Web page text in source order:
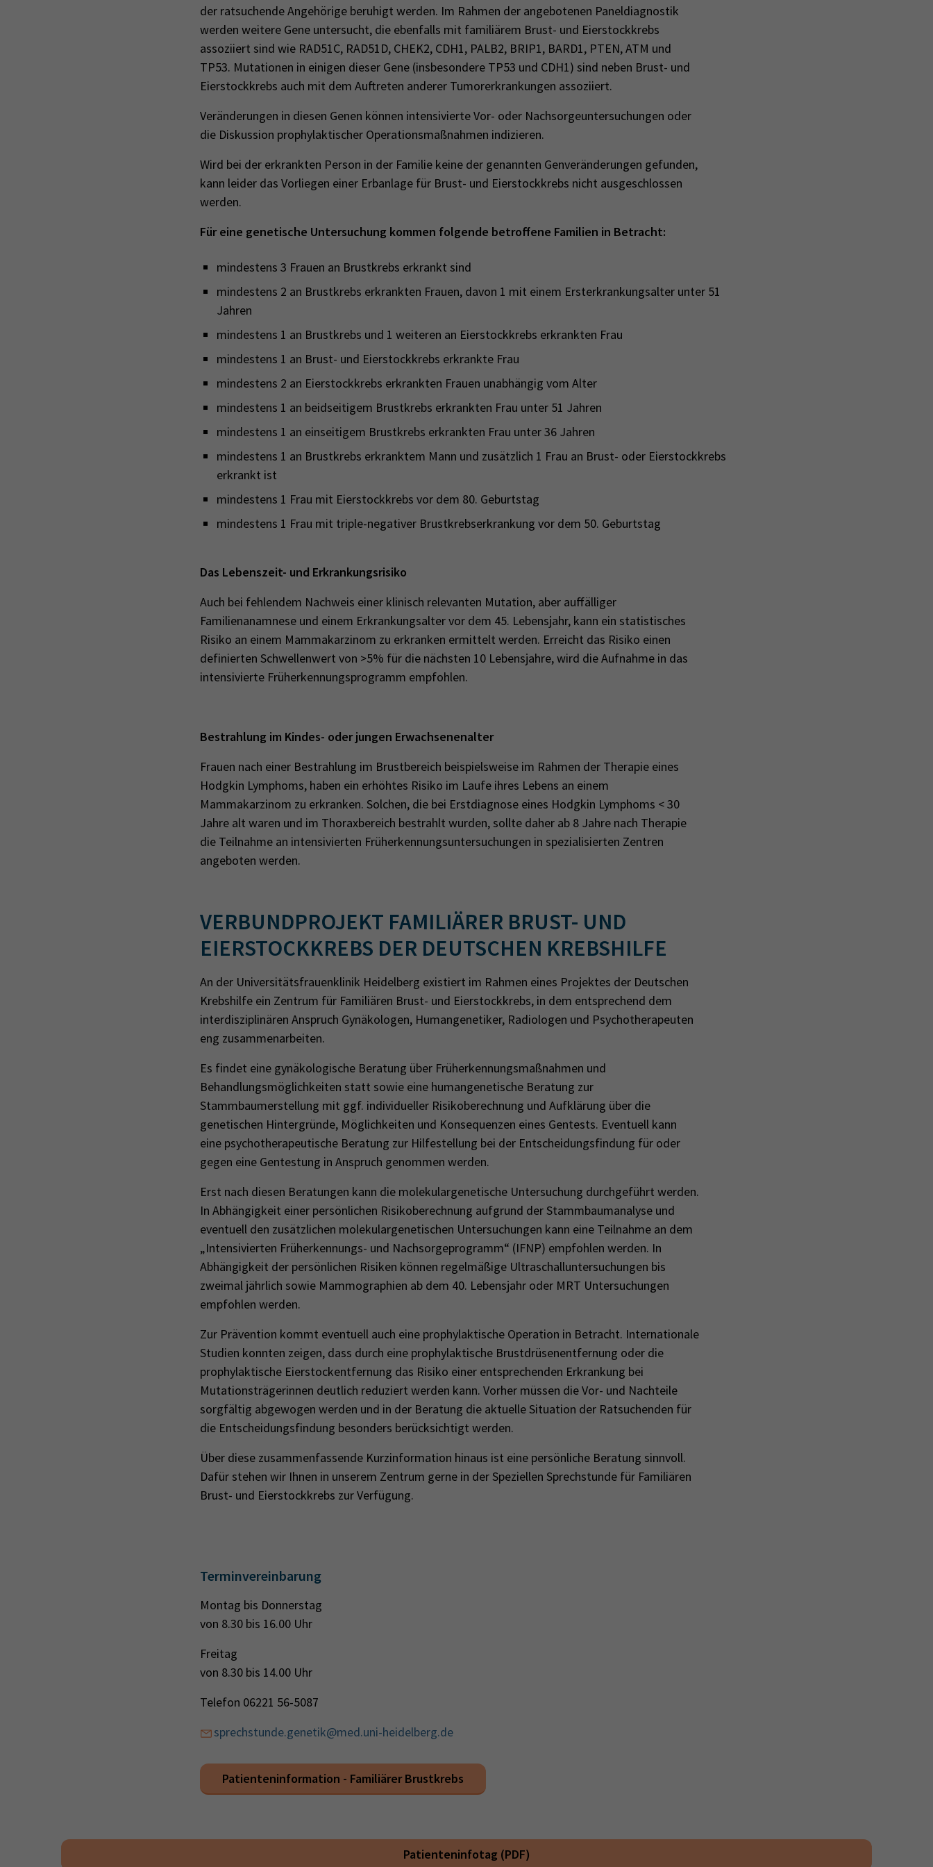
der ratsuchende Angehörige beruhigt werden. Im Rahmen der angebotenen Paneldiagnostik
werden weitere Gene untersucht, die ebenfalls mit familiärem Brust- und Eierstockkrebs
assoziiert sind wie RAD51C, RAD51D, CHEK2, CDH1, PALB2, BRIP1, BARD1, PTEN, ATM und
TP53. Mutationen in einigen dieser Gene (insbesondere TP53 und CDH1) sind neben Brust- und
Eierstockkrebs auch mit dem Auftreten anderer Tumorerkrankungen assoziiert.
Veränderungen in diesen Genen können intensivierte Vor- oder Nachsorgeuntersuchungen oder
die Diskussion prophylaktischer Operationsmaßnahmen indizieren.
Wird bei der erkrankten Person in der Familie keine der genannten Genveränderungen gefunden,
kann leider das Vorliegen einer Erbanlage für Brust- und Eierstockkrebs nicht ausgeschlossen
werden.
Für eine genetische Untersuchung kommen folgende betroffene Familien in Betracht:
mindestens 3 Frauen an Brustkrebs erkrankt sind
mindestens 2 an Brustkrebs erkrankten Frauen, davon 1 mit einem Ersterkrankungsalter unter 51
Jahren
mindestens 1 an Brustkrebs und 1 weiteren an Eierstockkrebs erkrankten Frau
mindestens 1 an Brust- und Eierstockkrebs erkrankte Frau
mindestens 2 an Eierstockkrebs erkrankten Frauen unabhängig vom Alter
mindestens 1 an beidseitigem Brustkrebs erkrankten Frau unter 51 Jahren
mindestens 1 an einseitigem Brustkrebs erkrankten Frau unter 36 Jahren
mindestens 1 an Brustkrebs erkranktem Mann und zusätzlich 1 Frau an Brust- oder Eierstockkrebs
erkrankt ist
mindestens 1 Frau mit Eierstockkrebs vor dem 80. Geburtstag
mindestens 1 Frau mit triple-negativer Brustkrebserkrankung vor dem 50. Geburtstag
Das Lebenszeit- und Erkrankungsrisiko
Auch bei fehlendem Nachweis einer klinisch relevanten Mutation, aber auffälliger
Familienanamnese und einem Erkrankungsalter vor dem 45. Lebensjahr, kann ein statistisches
Risiko an einem Mammakarzinom zu erkranken ermittelt werden. Erreicht das Risiko einen
definierten Schwellenwert von >5% für die nächsten 10 Lebensjahre, wird die Aufnahme in das
intensivierte Früherkennungsprogramm empfohlen.
Bestrahlung im Kindes- oder jungen Erwachsenenalter
Frauen nach einer Bestrahlung im Brustbereich beispielsweise im Rahmen der Therapie eines
Hodgkin Lymphoms, haben ein erhöhtes Risiko im Laufe ihres Lebens an einem
Mammakarzinom zu erkranken. Solchen, die bei Erstdiagnose eines Hodgkin Lymphoms < 30
Jahre alt waren und im Thoraxbereich bestrahlt wurden, sollte daher ab 8 Jahre nach Therapie
die Teilnahme an intensivierten Früherkennungsuntersuchungen in spezialisierten Zentren
angeboten werden.
VERBUNDPROJEKT FAMILIÄRER BRUST- UND
EIERSTOCKKREBS DER DEUTSCHEN KREBSHILFE
An der Universitätsfrauenklinik Heidelberg existiert im Rahmen eines Projektes der Deutschen
Krebshilfe ein Zentrum für Familiären Brust- und Eierstockkrebs, in dem entsprechend dem
interdisziplinären Anspruch Gynäkologen, Humangenetiker, Radiologen und Psychotherapeuten
eng zusammenarbeiten.
Es findet eine gynäkologische Beratung über Früherkennungsmaßnahmen und
Behandlungsmöglichkeiten statt sowie eine humangenetische Beratung zur
Stammbaumerstellung mit ggf. individueller Risikoberechnung und Aufklärung über die
genetischen Hintergründe, Möglichkeiten und Konsequenzen eines Gentests. Eventuell kann
eine psychotherapeutische Beratung zur Hilfestellung bei der Entscheidungsfindung für oder
gegen eine Gentestung in Anspruch genommen werden.
Erst nach diesen Beratungen kann die molekulargenetische Untersuchung durchgeführt werden.
In Abhängigkeit einer persönlichen Risikoberechnung aufgrund der Stammbaumanalyse und
eventuell den zusätzlichen molekulargenetischen Untersuchungen kann eine Teilnahme an dem
„Intensivierten Früherkennungs- und Nachsorgeprogramm“ (IFNP) empfohlen werden. In
Abhängigkeit der persönlichen Risiken können regelmäßige Ultraschalluntersuchungen bis
zweimal jährlich sowie Mammographien ab dem 40. Lebensjahr oder MRT Untersuchungen
empfohlen werden.
Zur Prävention kommt eventuell auch eine prophylaktische Operation in Betracht. Internationale
Studien konnten zeigen, dass durch eine prophylaktische Brustdrüsenentfernung oder die
prophylaktische Eierstockentfernung das Risiko einer entsprechenden Erkrankung bei
Mutationsträgerinnen deutlich reduziert werden kann. Vorher müssen die Vor- und Nachteile
sorgfältig abgewogen werden und in der Beratung die aktuelle Situation der Ratsuchenden für
die Entscheidungsfindung besonders berücksichtigt werden.
Über diese zusammenfassende Kurzinformation hinaus ist eine persönliche Beratung sinnvoll.
Dafür stehen wir Ihnen in unserem Zentrum gerne in der Speziellen Sprechstunde für Familiären
Brust- und Eierstockkrebs zur Verfügung.
Terminvereinbarung
Montag bis Donnerstag
von 8.30 bis 16.00 Uhr
Freitag
von 8.30 bis 14.00 Uhr
Telefon 06221 56-5087
sprechstunde.genetik@med.uni-heidelberg.de
Patienteninformation - Familiärer Brustkrebs
Patienteninfotag (PDF)